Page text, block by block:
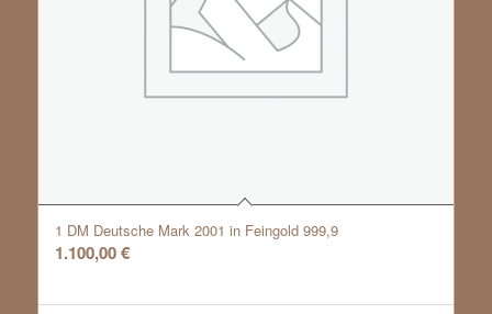
1 DM Deutsche Mark 2001 in Feingold 999,9
1.100,00€